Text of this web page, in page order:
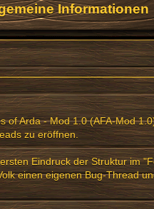
Informationen
of Arda - Mod 1.0 (AFA-Mod
zu eröffnen.
Eindruck der Struktur im
einen eigenen Bug-Thread